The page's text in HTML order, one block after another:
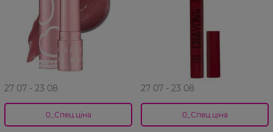
27 07 - 23 08
0_Спец.ціна
27 07 - 23 08
0_Спец.ціна